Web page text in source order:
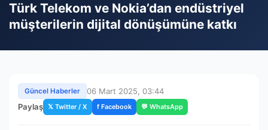
Türk Telekom ve Nokia’dan endüstriyel
müşterilerin dijital dönüşümüne katkı
Güncel Haberler
06 Mart 2025, 03:44
Paylaş 𝕏 Twitter / X f Facebook 💬 WhatsApp